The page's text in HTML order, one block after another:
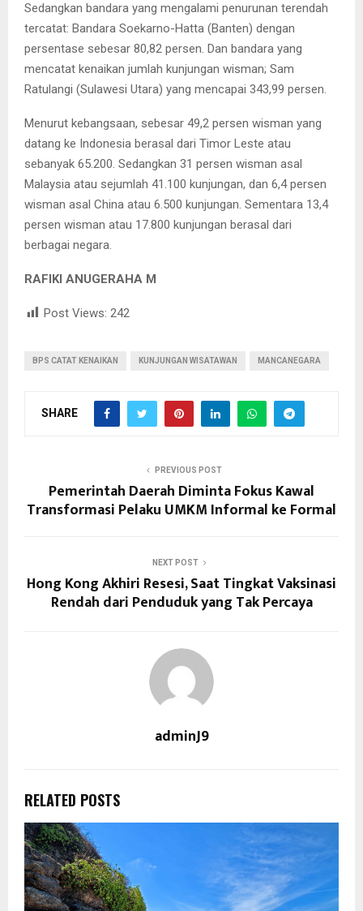
Sedangkan bandara yang mengalami penurunan terendah
tercatat: Bandara Soekarno-Hatta (Banten) dengan
persentase sebesar 80,82 persen. Dan bandara yang
mencatat kenaikan jumlah kunjungan wisman; Sam
Ratulangi (Sulawesi Utara) yang mencapai 343,99 persen.
Menurut kebangsaan, sebesar 49,2 persen wisman yang
datang ke Indonesia berasal dari Timor Leste atau
sebanyak 65.200. Sedangkan 31 persen wisman asal
Malaysia atau sejumlah 41.100 kunjungan, dan 6,4 persen
wisman asal China atau 6.500 kunjungan. Sementara 13,4
persen wisman atau 17.800 kunjungan berasal dari
berbagai negara.
RAFIKI ANUGERAHA M
Post Views: 242
BPS CATAT KENAIKAN KUNJUNGAN WISATAWAN MANCANEGARA
SHARE
PREVIOUS POST
Pemerintah Daerah Diminta Fokus Kawal
Transformasi Pelaku UMKM Informal ke Formal
NEXT POST
Hong Kong Akhiri Resesi, Saat Tingkat Vaksinasi
Rendah dari Penduduk yang Tak Percaya
adminJ9
RELATED POSTS